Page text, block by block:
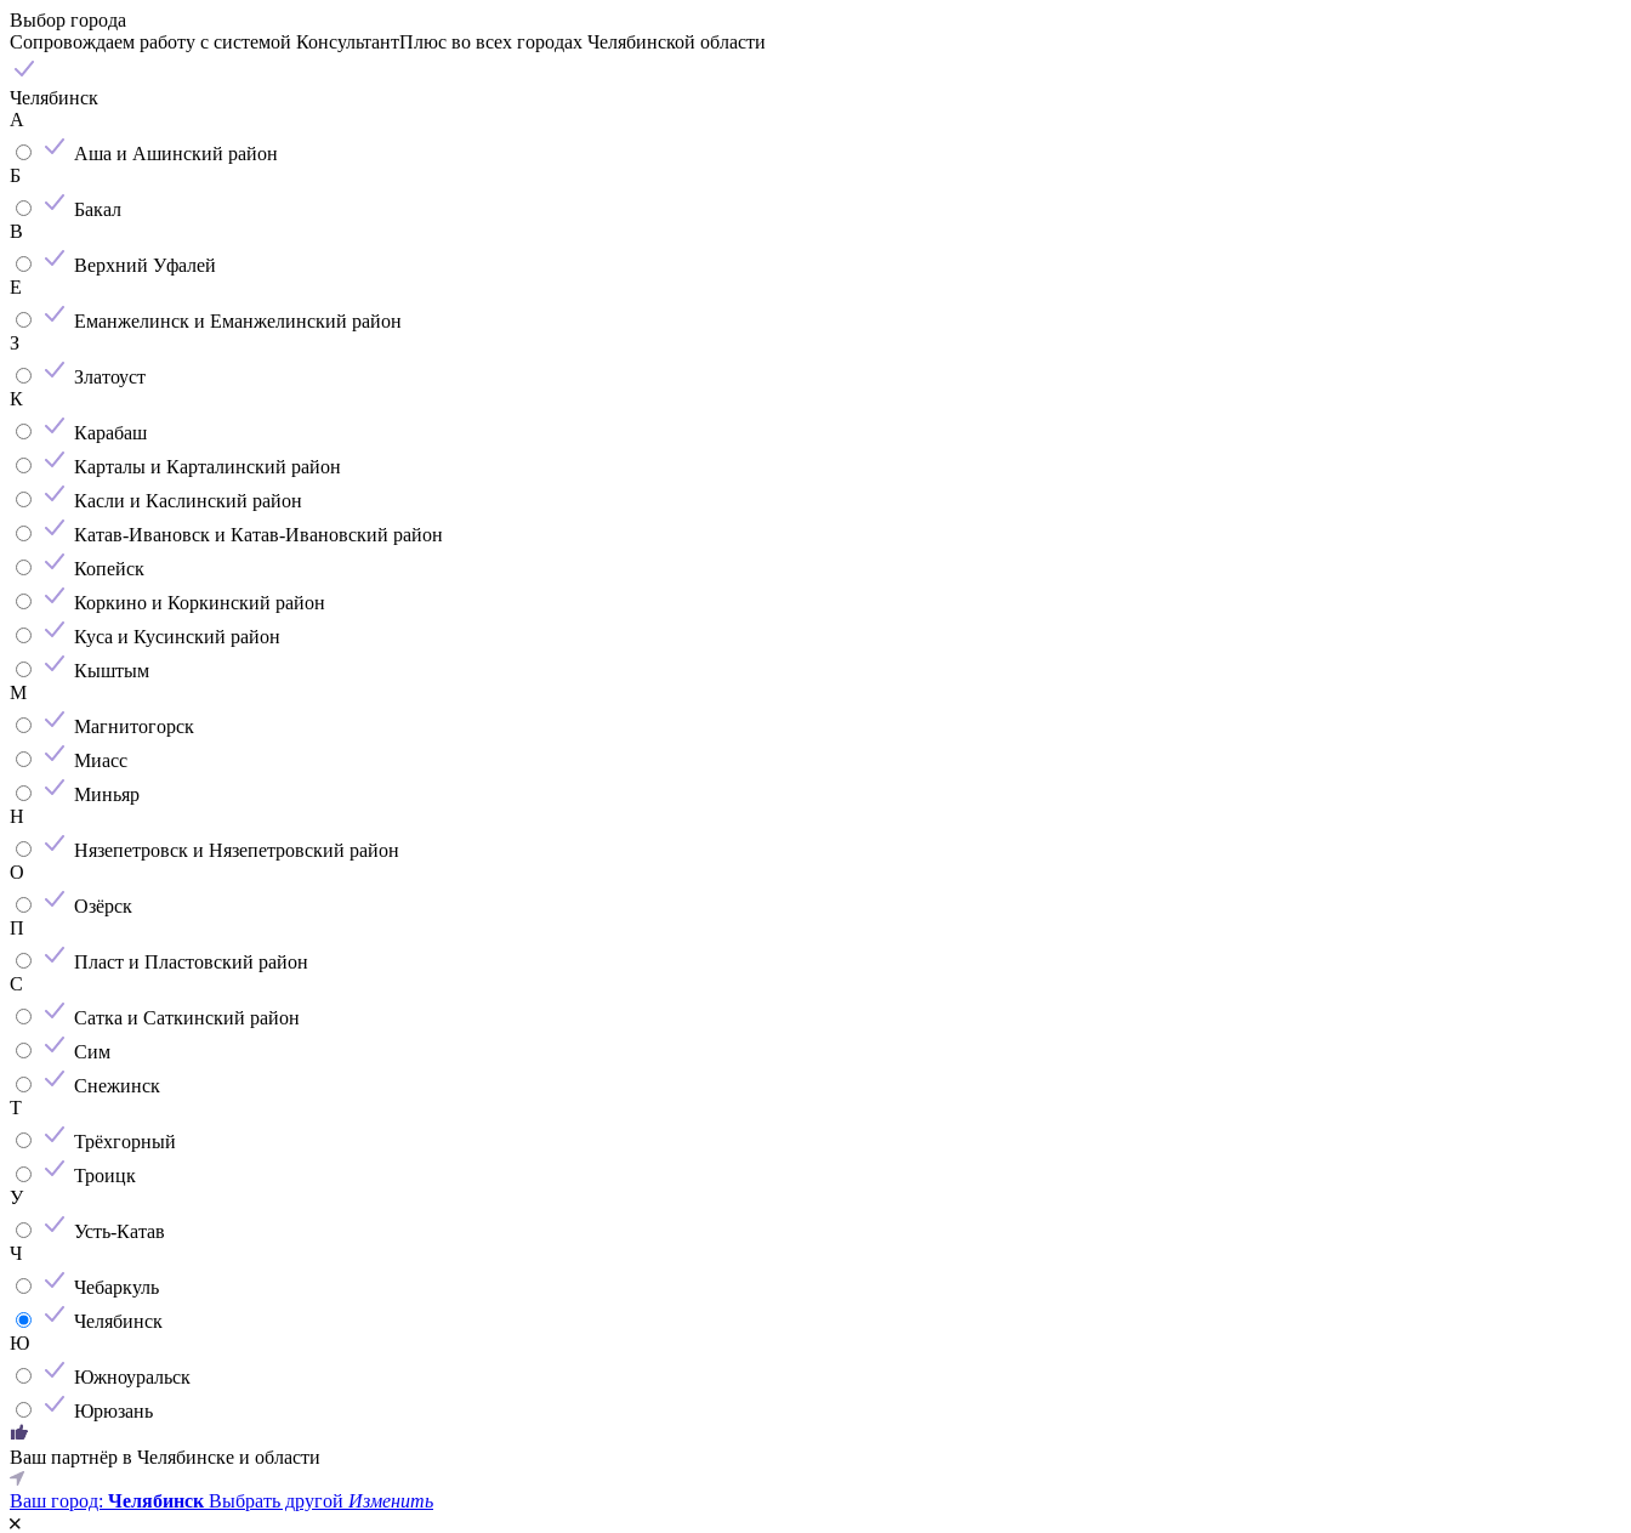
Выбор города
Сопровождаем работу с системой КонсультантПлюс во всех городах Челябинской области
Челябинск
А
Аша и Ашинский район
Б
Бакал
В
Верхний Уфалей
Е
Еманжелинск и Еманжелинский район
З
Златоуст
К
Карабаш
Карталы и Карталинский район
Касли и Каслинский район
Катав-Ивановск и Катав-Ивановский район
Копейск
Коркино и Коркинский район
Куса и Кусинский район
Кыштым
М
Магнитогорск
Миасс
Миньяр
Н
Нязепетровск и Нязепетровский район
О
Озёрск
П
Пласт и Пластовский район
С
Сатка и Саткинский район
Сим
Снежинск
Т
Трёхгорный
Троицк
У
Усть-Катав
Ч
Чебаркуль
Челябинск
Ю
Южноуральск
Юрюзань
Ваш партнёр в Челябинске и области
Ваш город: Челябинск Выбрать другой Изменить